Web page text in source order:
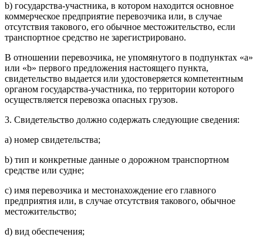
b) государства-участника, в котором находится основное
коммерческое предприятие перевозчика или, в случае
отсутствия такового, его обычное местожительство, если
транспортное средство не зарегистрировано.
В отношении перевозчика, не упомянутого в подпунктах «a»
или «b» первого предложения настоящего пункта,
свидетельство выдается или удостоверяется компетентным
органом государства-участника, по территории которого
осуществляется перевозка опасных грузов.
3. Свидетельство должно содержать следующие сведения:
a) номер свидетельства;
b) тип и конкретные данные о дорожном транспортном
средстве или судне;
c) имя перевозчика и местонахождение его главного
предприятия или, в случае отсутствия такового, обычное
местожительство;
d) вид обеспечения;